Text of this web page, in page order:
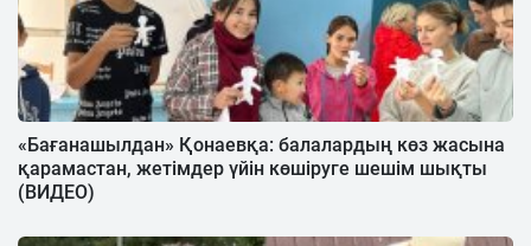
«Бағанашылдан» Қонаевқа: балалардың көз жасына
қарамастан, жетімдер үйін көшіруге шешім шықты
(ВИДЕО)